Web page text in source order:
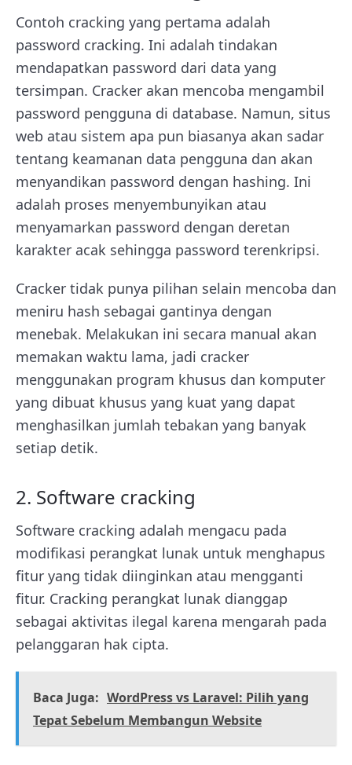
Contoh cracking yang pertama adalah
password cracking. Ini adalah tindakan
mendapatkan password dari data yang
tersimpan. Cracker akan mencoba mengambil
password pengguna di database. Namun, situs
web atau sistem apa pun biasanya akan sadar
tentang keamanan data pengguna dan akan
menyandikan password dengan hashing. Ini
adalah proses menyembunyikan atau
menyamarkan password dengan deretan
karakter acak sehingga password terenkripsi.
Cracker tidak punya pilihan selain mencoba dan
meniru hash sebagai gantinya dengan
menebak. Melakukan ini secara manual akan
memakan waktu lama, jadi cracker
menggunakan program khusus dan komputer
yang dibuat khusus yang kuat yang dapat
menghasilkan jumlah tebakan yang banyak
setiap detik.
2. Software cracking
Software cracking adalah mengacu pada
modifikasi perangkat lunak untuk menghapus
fitur yang tidak diinginkan atau mengganti
fitur. Cracking perangkat lunak dianggap
sebagai aktivitas ilegal karena mengarah pada
pelanggaran hak cipta.
Baca Juga: WordPress vs Laravel: Pilih yang
Tepat Sebelum Membangun Website